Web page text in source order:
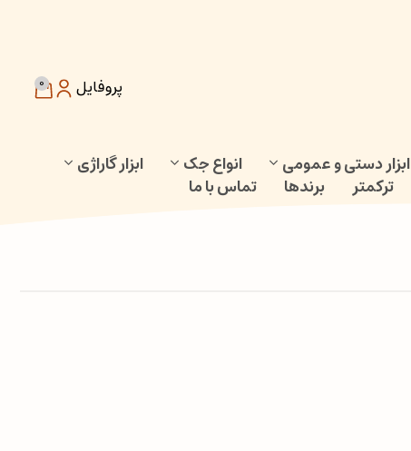
0 پروفایل
ابزار دستی و عمومی انواع جک
ابزار گاراژی
ترکمتر برندها تماس با ما